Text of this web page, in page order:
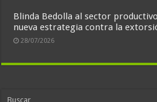
Blinda Bedolla al sector
nueva estrategia contra la
28/07/2026
Buscar